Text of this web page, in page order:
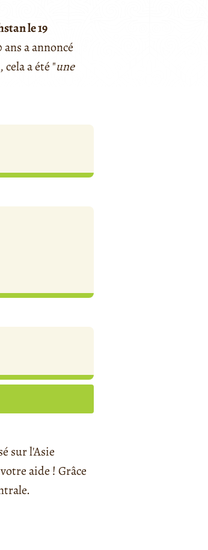
le 19
a annoncé
a été "une
sur l'Asie
aide ! Grâce